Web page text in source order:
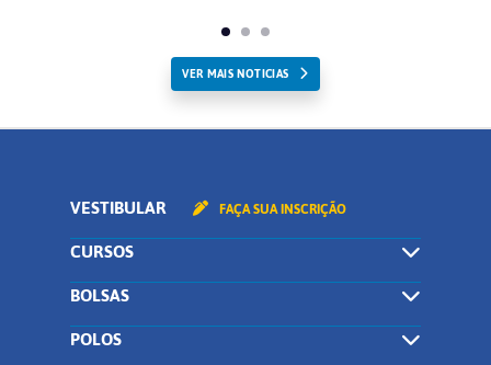
VER MAIS NOTICIAS
VESTIBULAR FAÇA SUA INSCRIÇÃO
CURSOS
BOLSAS
POLOS